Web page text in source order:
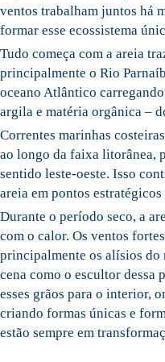
ventos trabalham juntos há
formar esse ecossistema
Tudo começa com a areia
principalmente o Rio
oceano Atlântico
argila e matéria orgânica –
Correntes marinhas
ao longo da faixa litorânea,
sentido leste-oeste. Isso
areia em pontos estratégicos
Durante o período seco, a
com o calor. Os ventos
principalmente os alísios do
cena como o escultor dessa
esses grãos para o interior,
criando formas únicas e
estão sempre em